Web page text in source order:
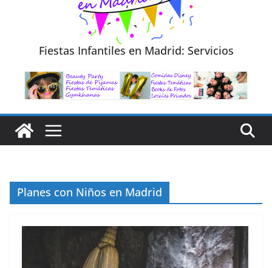
Fiestas Infantiles en Madrid: Servicios
Planes con Niños en Madrid